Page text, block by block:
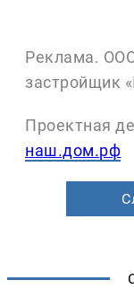
Реклама.
застройщик
Проектная
наш.дом.рф